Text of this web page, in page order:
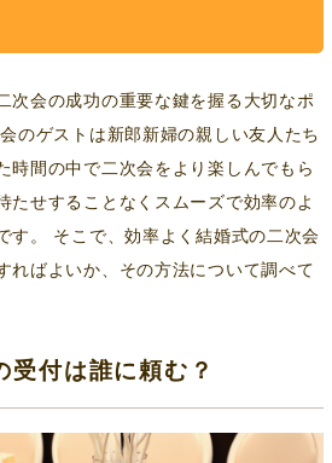
次会の成功の重要な鍵を握る大切なポ
のゲストは新郎新婦の親しい友人たち
時間の中で二次会をより楽しんでもら
たせすることなくスムーズで効率のよ
す。 そこで、効率よく結婚式の二次会
ればよいか、その方法について調べて
受付は誰に頼む？